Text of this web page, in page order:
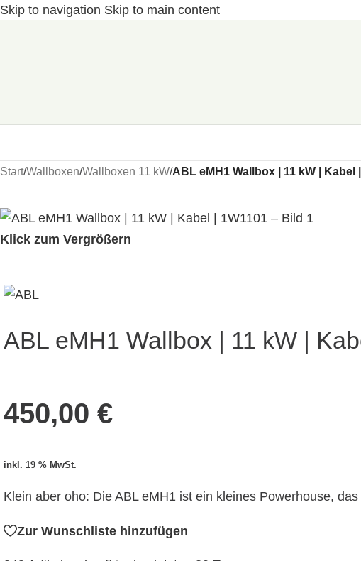
Skip to navigation Skip to main content
Start/Wallboxen/Wallboxen 11 kW/ABL eMH1 Wallbox | 11 kW | Kabel
Klick zum Vergrößern
ABL eMH1 Wallbox | 11 kW |
450,00 €
inkl. 19 % MwSt.
Klein aber oho: Die ABL eMH1 ist ein kleines Powerhouse,
Zur Wunschliste hinzufügen